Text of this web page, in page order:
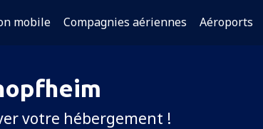
mobile Compagnies aériennes Aéroports
votre hébergement !